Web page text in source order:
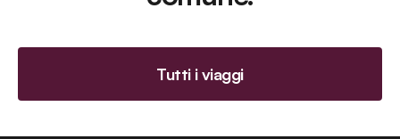
Tutti i viaggi